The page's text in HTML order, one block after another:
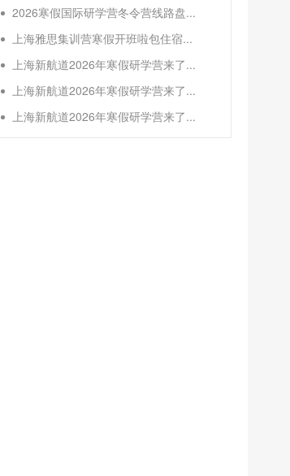
2026寒假国际研学营冬令营线路盘...
上海雅思集训营寒假开班啦包住宿...
上海新航道2026年寒假研学营来了...
上海新航道2026年寒假研学营来了...
上海新航道2026年寒假研学营来了...